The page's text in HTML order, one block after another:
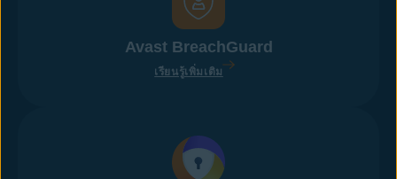
Avast BreachGuard
เรียนรู้เพิ่มเติม